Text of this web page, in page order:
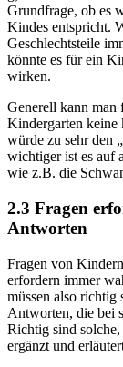
Grundfrage, ob es
Kindes entspricht.
Geschlechtsteile
könnte es für ein
wirken.
Generell kann
Kindergarten keine
würde zu sehr den
wichtiger ist es auf
wie z.B. die
2.3 Fragen
Antworten
Fragen von
erfordern immer
müssen also richtig
Antworten, die bei
Richtig sind
ergänzt und